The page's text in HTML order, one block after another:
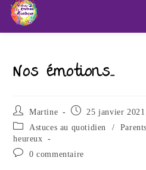
Nos émotions…
Martine
25 janvier 2021
Astuces au quotidien
/
heureux
0 commentaire